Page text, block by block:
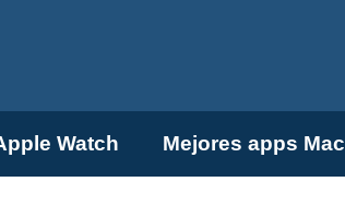
Watch Mejores apps Mac